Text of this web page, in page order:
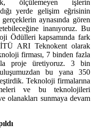
ölçülemeyen işlerin
yerde gelişim eğrisinin
aynasında gören
inanıyoruz. Bu
Ödülleri kapsamında fark
İTÜ ARI Teknokent olarak
firması, 7 binden fazla
proje üretiyoruz. 3 bin
bu yana 350
Teknoloji firmalarına
ve bu teknolojileri
olanakları sunmaya devam